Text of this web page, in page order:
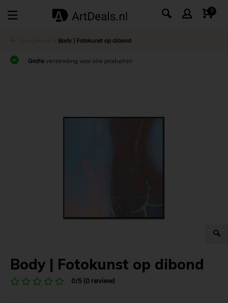
0
Body | Fotokunst op dibond
Gratis verzending voor alle producten
Body | Fotokunst op dibond
0/5 (0 review)